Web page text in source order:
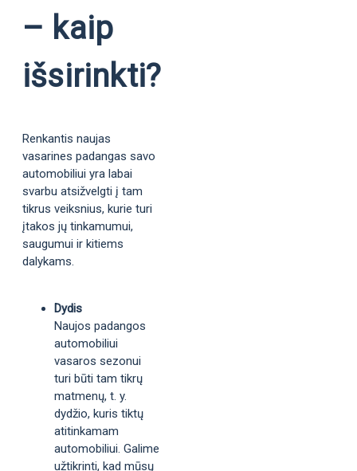
– kaip
išsirinkti?
Renkantis naujas
vasarines padangas savo
automobiliui yra labai
svarbu atsižvelgti į tam
tikrus veiksnius, kurie turi
įtakos jų tinkamumui,
saugumui ir kitiems
dalykams.
Dydis
Naujos padangos
automobiliui
vasaros sezonui
turi būti tam tikrų
matmenų, t. y.
dydžio, kuris tiktų
atitinkamam
automobiliui. Galime
užtikrinti, kad mūsų